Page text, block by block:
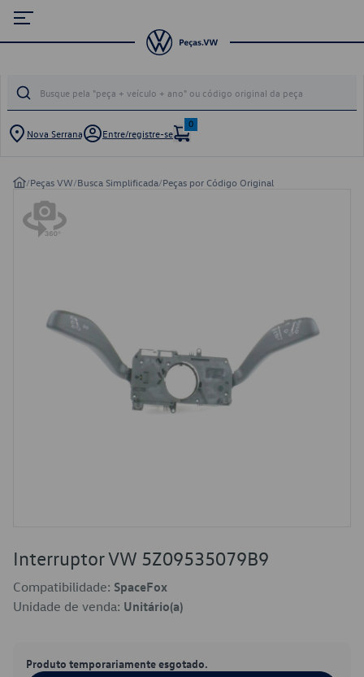
Nova Serrana Entre/registre-se
0
/Peças VW/Busca Simplificada/Peças por Código Original
Interruptor VW 5Z09535079B9
Compatibilidade: SpaceFox
Unidade de venda: Unitário(a)
Produto temporariamente esgotado.